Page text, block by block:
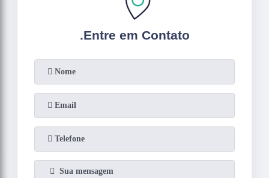
.Entre em Contato